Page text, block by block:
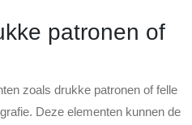
patronen of
zoals drukke patronen of felle
Deze elementen kunnen de